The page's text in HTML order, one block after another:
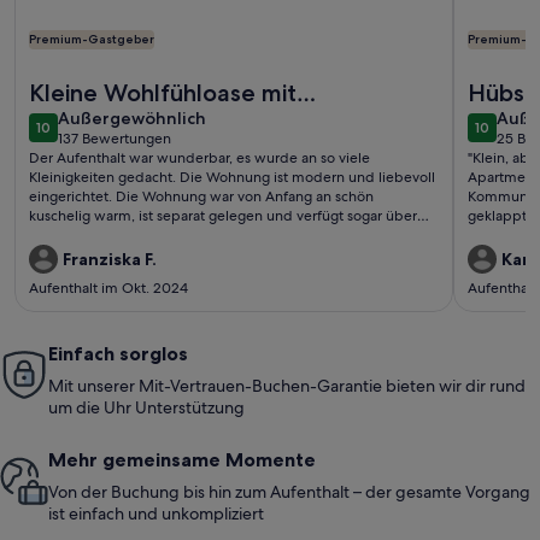
Premium-Gastgeber
Kleine Wohlfühloase mit
saubequemen Betten
1010 von 10
Außergewöhnlich
außergewöhnlich
137 Bewertungen
(137
bewertungen)
Der Aufenthalt war wunderbar, es wurde an so viele
Kleinigkeiten gedacht. Die Wohnung ist modern und liebevoll
eingerichtet. Die Wohnung war von Anfang an schön
kuschelig warm, ist separat gelegen und verfügt sogar über
zu erreichen. Wir haben es nur ein wenig bedauert, dass es
keinen Backofen gab. Es gibt eine Mikrowelle mit
Grillfunktion. Ins Berliner Zentrum ist man ca 45 Minuten
Franziska F.
Aufenthalt im Okt. 2024
Premium-
1010 von
25
(25
"Klein,
geklappt.
Terrasse
sehr wohl
Karl
Einfach sorglos
Mit unserer Mit-Vertrauen-Buchen-Garantie bieten wir dir rund
um die Uhr Unterstützung
Mehr gemeinsame Momente
Von der Buchung bis hin zum Aufenthalt – der gesamte Vorgang
ist einfach und unkompliziert